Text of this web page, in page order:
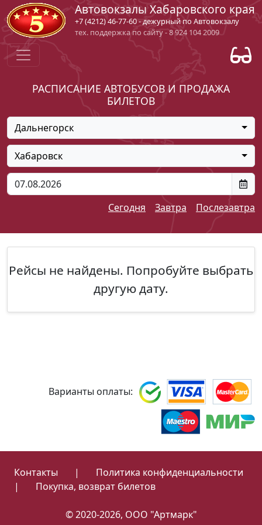
Автовокзалы Хабаровского края
+7 (4212) 46-77-60 - дежурный по Автовокзалу
тех. поддержка по сайту - 8 924 104 2009
РАСПИСАНИЕ АВТОБУСОВ И ПРОДАЖА
БИЛЕТОВ
Дальнегорск
Хабаровск
Сегодня Завтра Послезавтра
Рейсы не найдены. Попробуйте выбрать
другую дату.
Варианты оплаты:
Контакты |
Политика конфиденциальности
|
Покупка, возврат билетов
© 2020-2026, ООО "Артмарк"